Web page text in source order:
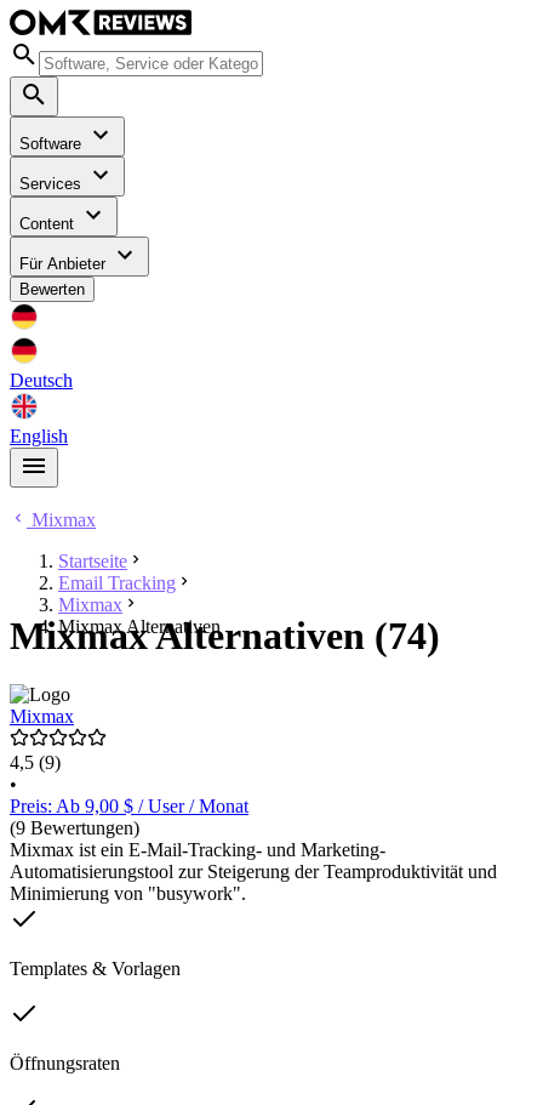
Software
Services
Content
Für Anbieter
Bewerten
Deutsch
English
Mixmax
Startseite
Email Tracking
Mixmax
Mixmax Alternativen
Mixmax Alternativen (74)
Mixmax
4,5 (9)
•
Preis: Ab 9,00 $ / User / Monat
(9 Bewertungen)
Mixmax ist ein E-Mail-Tracking- und Marketing-
Automatisierungstool zur Steigerung der Teamproduktivität und
Minimierung von "busywork".
Templates & Vorlagen
Öffnungsraten